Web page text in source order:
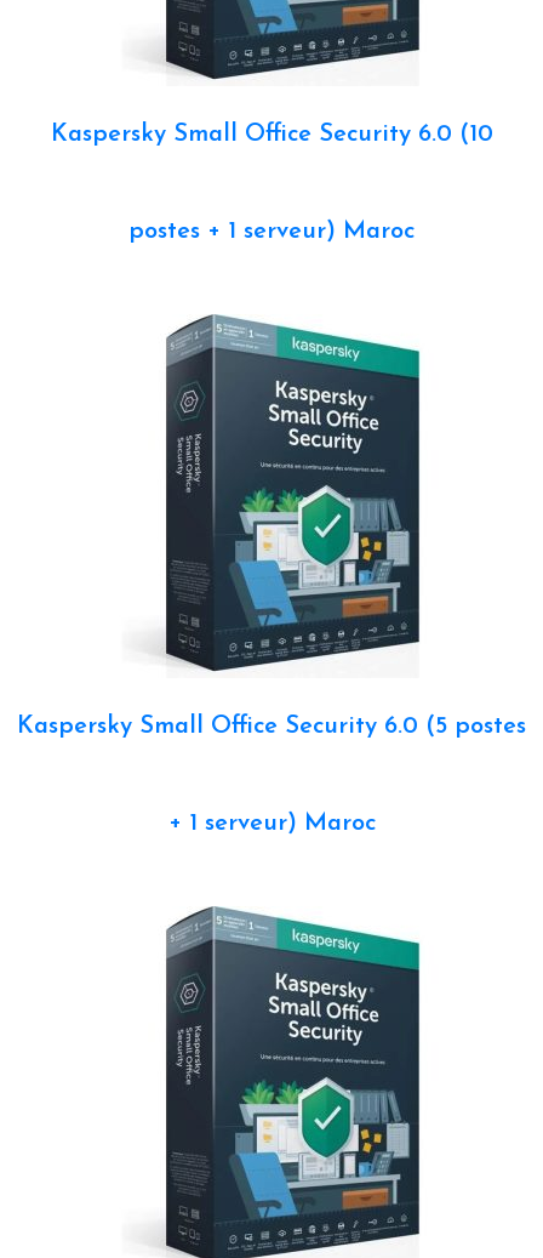
Kaspersky Small Office Security 6.0 (10
postes + 1 serveur) Maroc
Kaspersky Small Office Security 6.0 (5 postes
+ 1 serveur) Maroc